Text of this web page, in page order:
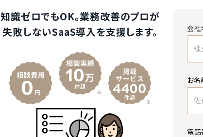
知識ゼロでもOK。業務改善のプロが
失敗しないSaaS導入を支援します。
会社
お名
電話